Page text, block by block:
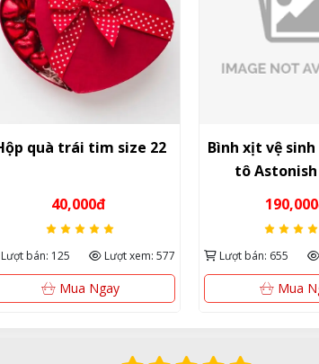
quà trái tim size 22
40,000đ
bán: 125 Lượt xem: 577
Mua Ngay
Bình xịt vệ
tô Astonish
Lượt bán: 655
Mua